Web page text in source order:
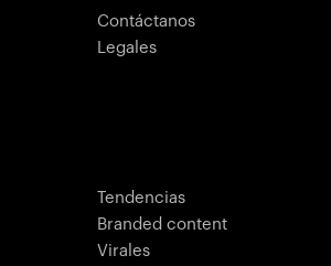
Contáctanos
Legales
Tendencias
Branded content
Virales